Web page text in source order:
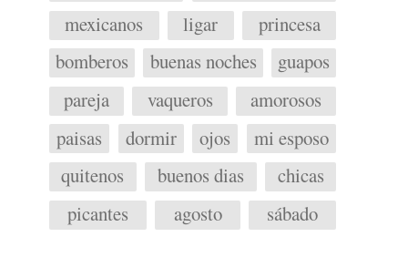
mexicanos
ligar
princesa
bomberos
buenas noches
guapos
pareja
vaqueros
amorosos
paisas
dormir ojos
mi esposo
quitenos
buenos dias
chicas
picantes
agosto sábado